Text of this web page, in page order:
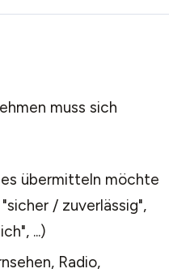
muss sich
übermitteln möchte
/ zuverlässig",
...)
Radio,